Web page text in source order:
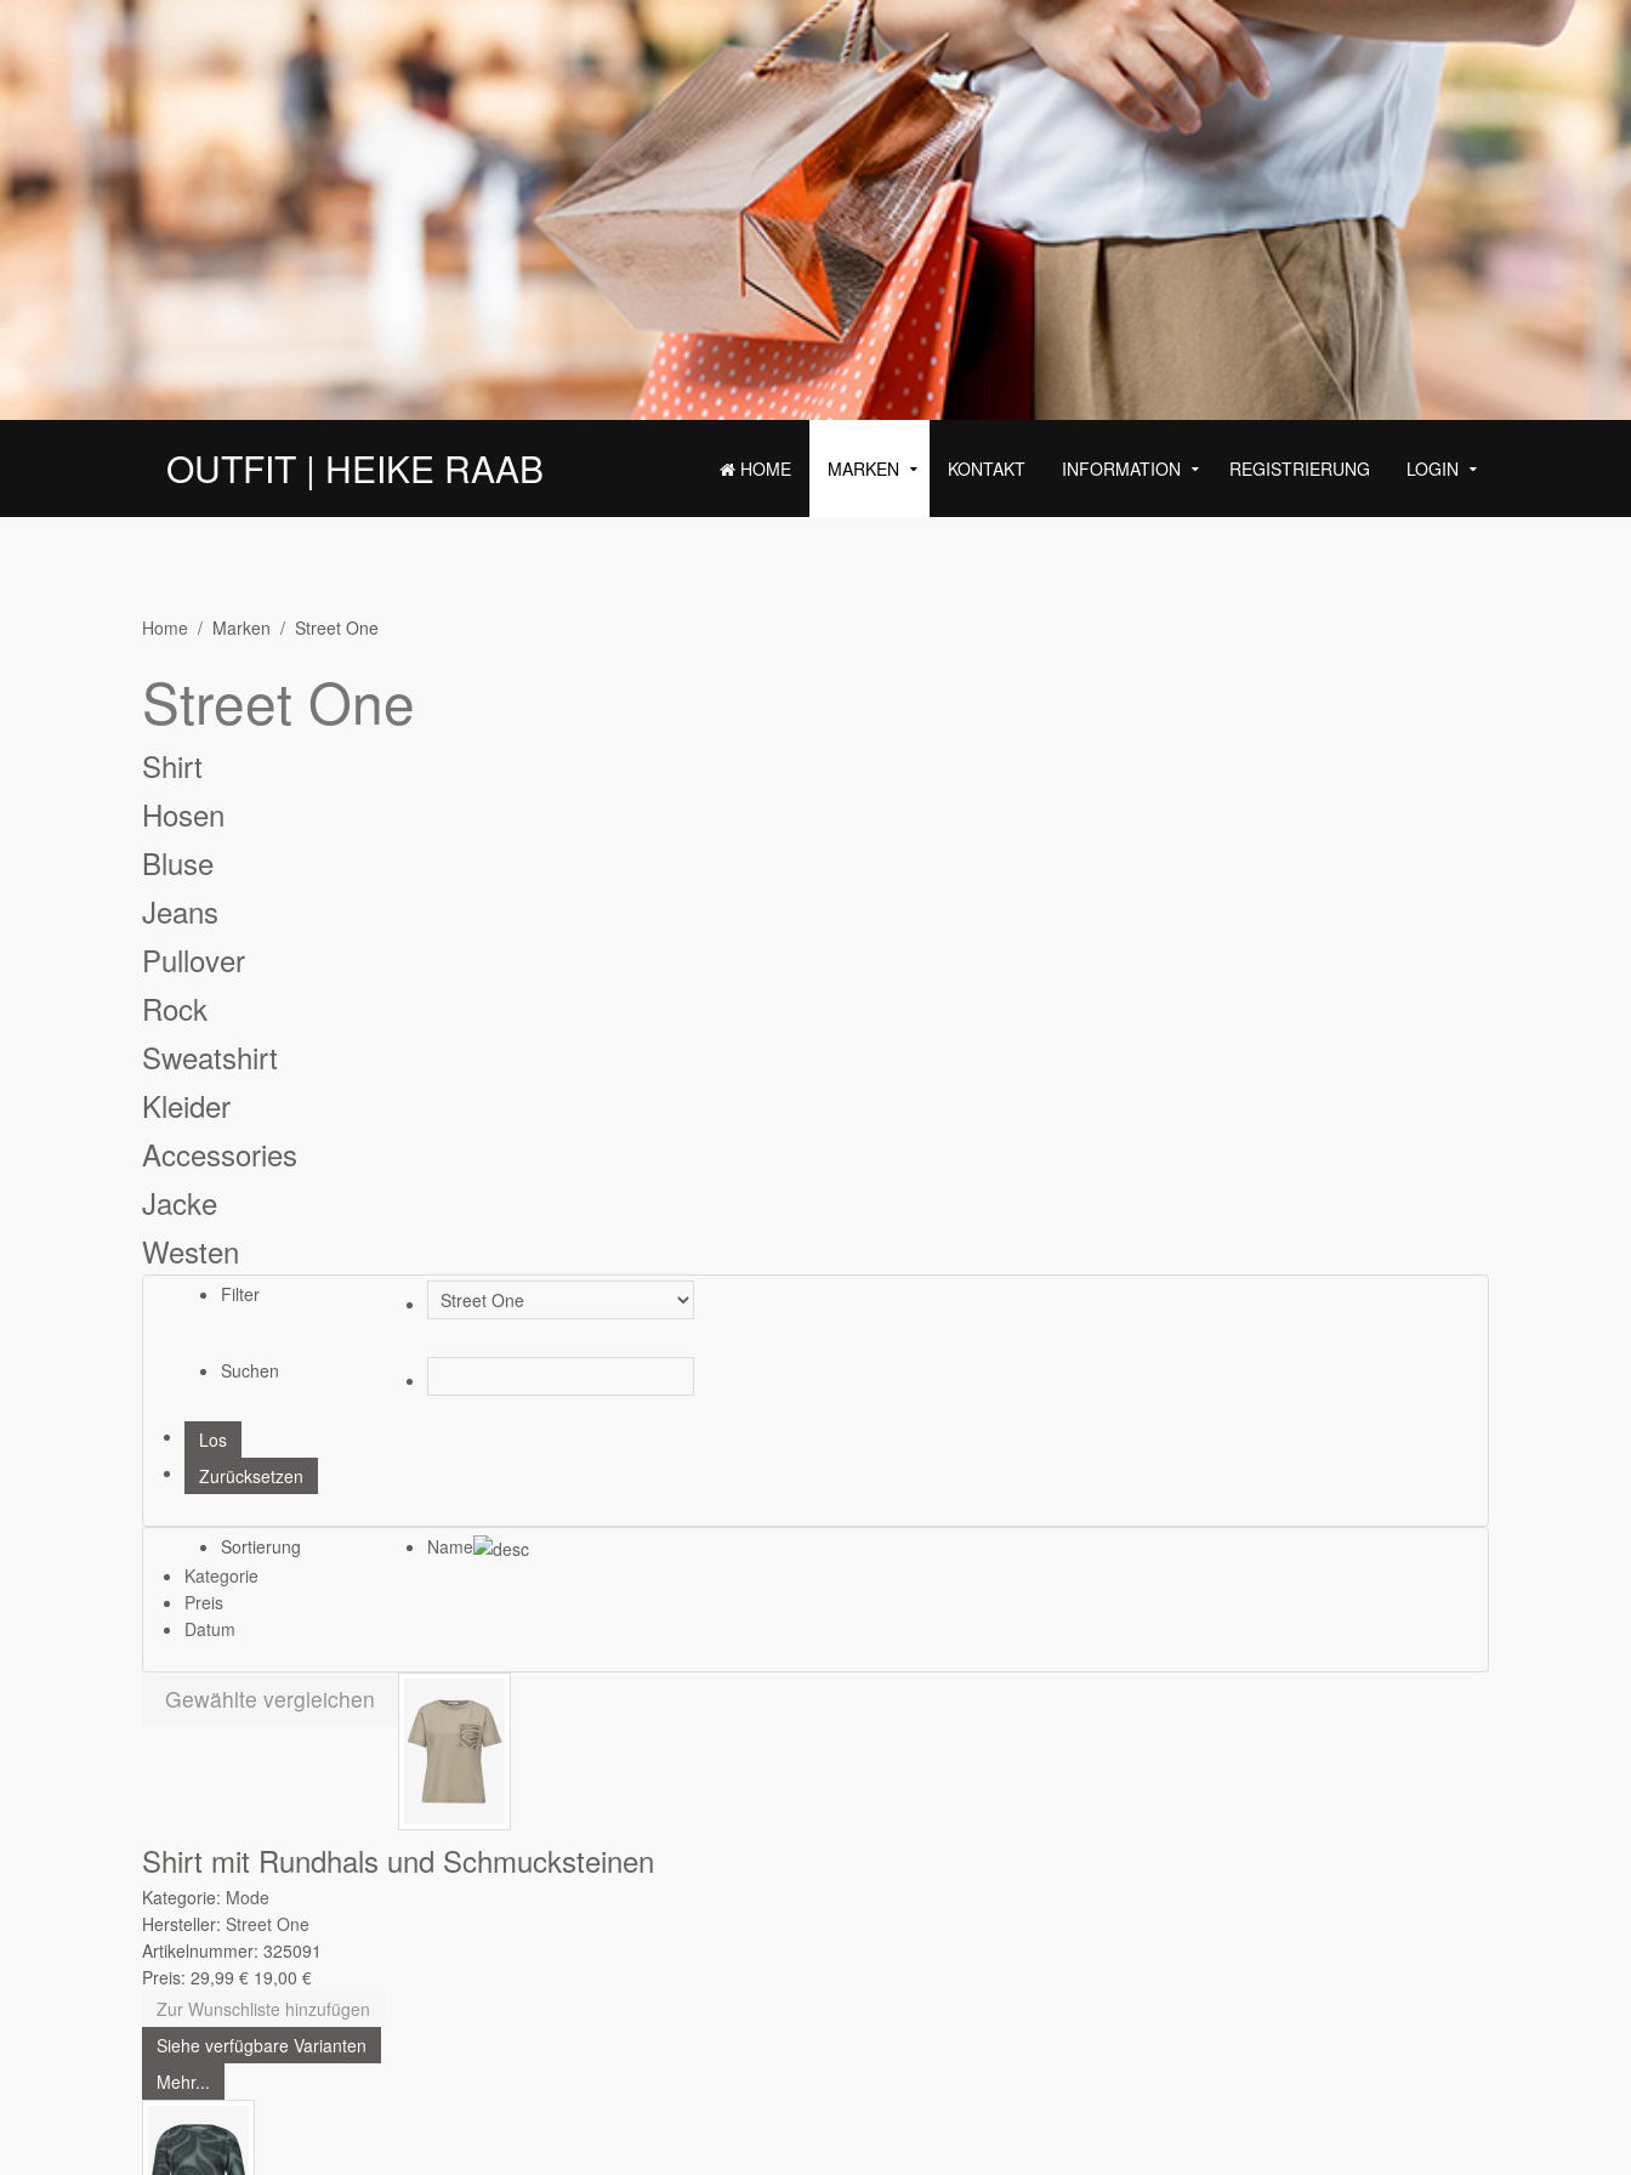
OUTFIT | HEIKE RAAB HOME MARKEN KONTAKT INFORMATION REGISTRIERUNG LOGIN
Home Marken Street One
Street One
Shirt
Hosen
Bluse
Jeans
Pullover
Rock
Sweatshirt
Kleider
Accessories
Jacke
Westen
Filter
Suchen
Sortierung
Name
Kategorie
Preis
Datum
Gewählte vergleichen
Shirt mit Rundhals und Schmucksteinen
Kategorie: Mode
Hersteller: Street One
Artikelnummer: 325091
Preis: 29,99 € 19,00 €
Zur Wunschliste hinzufügen
Siehe verfügbare Varianten
Mehr...